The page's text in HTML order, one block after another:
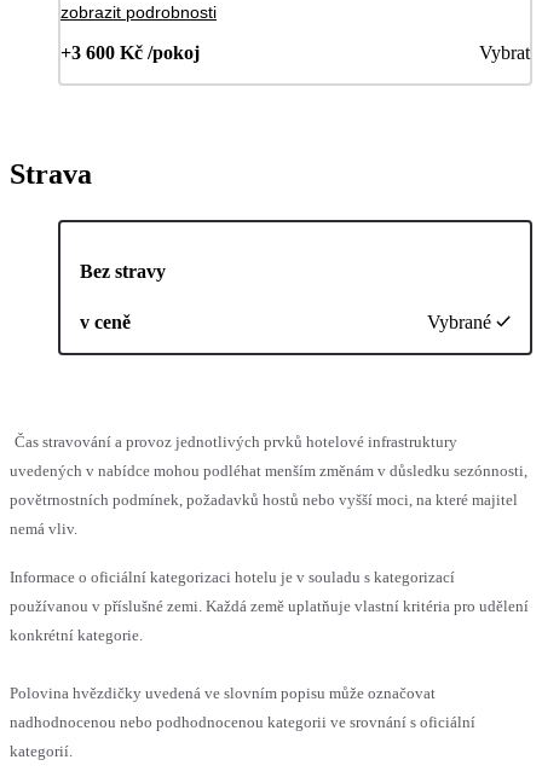
zobrazit podrobnosti
+3 600 Kč /pokoj Vybrat
Strava
Bez stravy
v ceně Vybrané
Čas stravování a provoz jednotlivých prvků hotelové infrastruktury
uvedených v nabídce mohou podléhat menším změnám v důsledku sezónnosti,
povětrnostních podmínek, požadavků hostů nebo vyšší moci, na které majitel
nemá vliv.
Informace o oficiální kategorizaci hotelu je v souladu s kategorizací
používanou v příslušné zemi. Každá země uplatňuje vlastní kritéria pro udělení
konkrétní kategorie.
Polovina hvězdičky uvedená ve slovním popisu může označovat
nadhodnocenou nebo podhodnocenou kategorii ve srovnání s oficiální
kategorií.